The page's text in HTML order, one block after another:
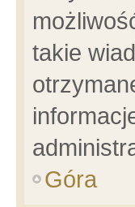
takie
Góra